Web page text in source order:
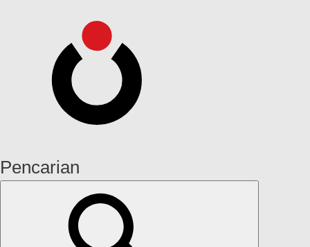
Pencarian